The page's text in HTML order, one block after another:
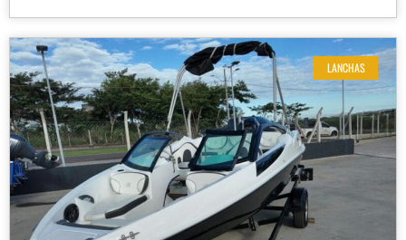
LANCHAS